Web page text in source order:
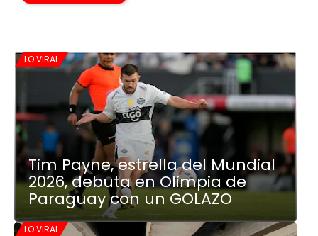
LO VIRAL
Tim Payne, estrella del Mundial
2026, debuta en Olimpia de
Paraguay con un GOLAZO
LO VIRAL